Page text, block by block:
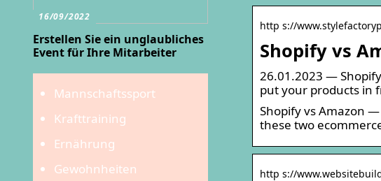
http s://
Shopify vs
26.01.2023 —
put your products in
Shopify vs Amazon
these two
http s://
16/09/2022
Erstellen Sie ein unglaubliches
Event für Ihre Mitarbeiter
Mannschaftssport
Krafttraining
Ernährung
Gewohnheiten